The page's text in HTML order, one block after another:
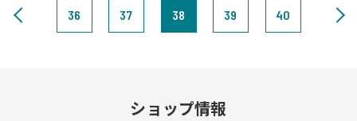
36 37 38 39 40
ショップ情報